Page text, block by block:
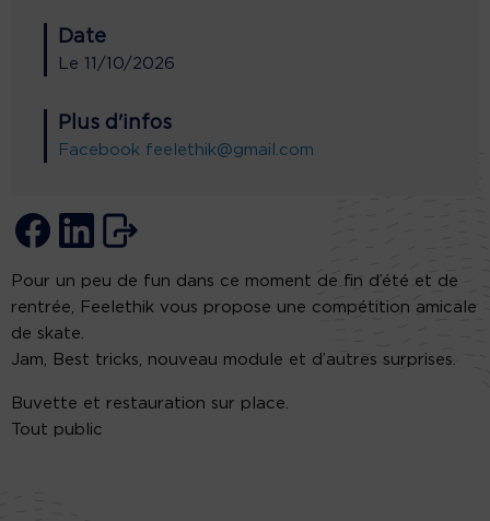
Date
Le 11/10/2026
Plus d'infos
Facebook feelethik@gmail.com
Pour un peu de fun dans ce moment de fin d’été et de
rentrée, Feelethik vous propose une compétition amicale
de skate.
Jam, Best tricks, nouveau module et d’autres surprises.
Buvette et restauration sur place.
Tout public